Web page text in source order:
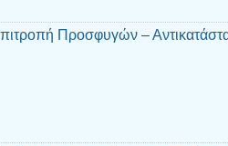
Προσφυγών –